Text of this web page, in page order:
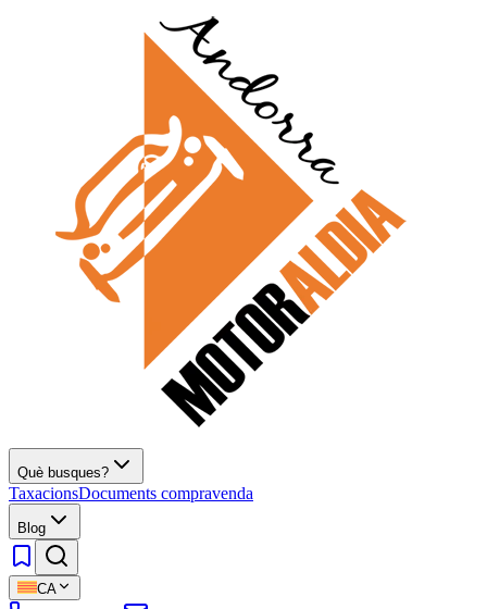
Què busques?
TaxacionsDocuments compravenda
Blog
CA